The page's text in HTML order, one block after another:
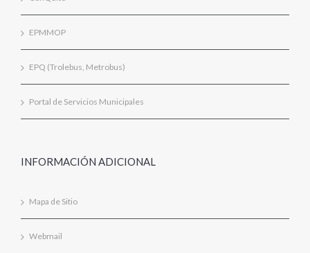
EPMMOP
EPQ (Trolebus, Metrobus)
Portal de Servicios Municipales
INFORMACIÓN ADICIONAL
Mapa de Sitio
Webmail